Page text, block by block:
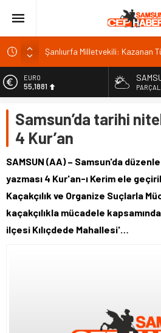
İSDEMİR’in 2026 ilk yarı
Trabzonspor’da kombine
Van’da Sahil Yolu kavşak
Van Gölü’ne 4 yeni ücretsiz halk
EURO
55,1881
6.660,55
BİST
13.779,39
47,7111
Samsun’da tarihi
4 Kur’an
SAMSUN (AA) – Samsun'da
yazması 4 Kur'an-ı Kerim ele
Kaçakçılık ve Organize Suçlarla
kaçakçılıkla mücadele
ilçesi Kılıçdede Mahallesi'…